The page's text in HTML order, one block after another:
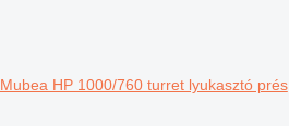
Mubea HP 1000/760 turret lyukasztó prés